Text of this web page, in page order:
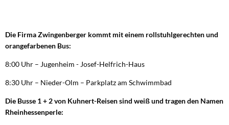
Die Firma Zwingenberger kommt mit einem rollstuhlgerechten und
orangefarbenen Bus:
8:00 Uhr – Jugenheim - Josef-Helfrich-Haus
8:30 Uhr – Nieder-Olm – Parkplatz am Schwimmbad
Die Busse 1 + 2 von Kuhnert-Reisen sind weiß und tragen den Namen
Rheinhessenperle: